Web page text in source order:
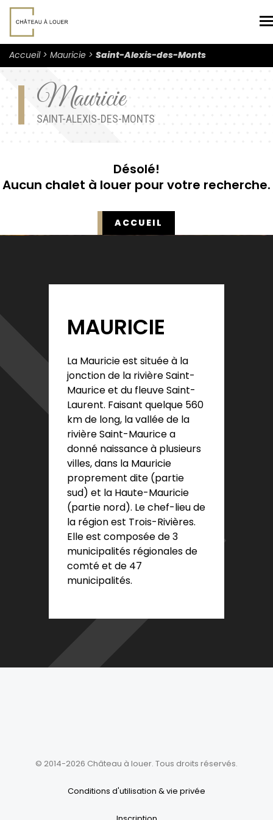
Accueil Mauricie Saint-Alexis-des-Monts
Mauricie
SAINT-ALEXIS-DES-MONTS
Désolé!
Aucun chalet à louer pour votre recherche.
ACCUEIL
MAURICIE
La Mauricie est située à la
jonction de la rivière Saint-
Maurice et du fleuve Saint-
Laurent. Faisant quelque 560
km de long, la vallée de la
rivière Saint-Maurice a
donné naissance à plusieurs
villes, dans la Mauricie
proprement dite (partie
sud) et la Haute-Mauricie
(partie nord). Le chef-lieu de
la région est Trois-Rivières.
Elle est composée de 3
municipalités régionales de
comté et de 47
municipalités.
© 2014-2026 Château à louer. Tous droits réservés.
Conditions d'utilisation & vie privée